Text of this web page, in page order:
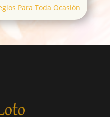
Para Toda Ocasión